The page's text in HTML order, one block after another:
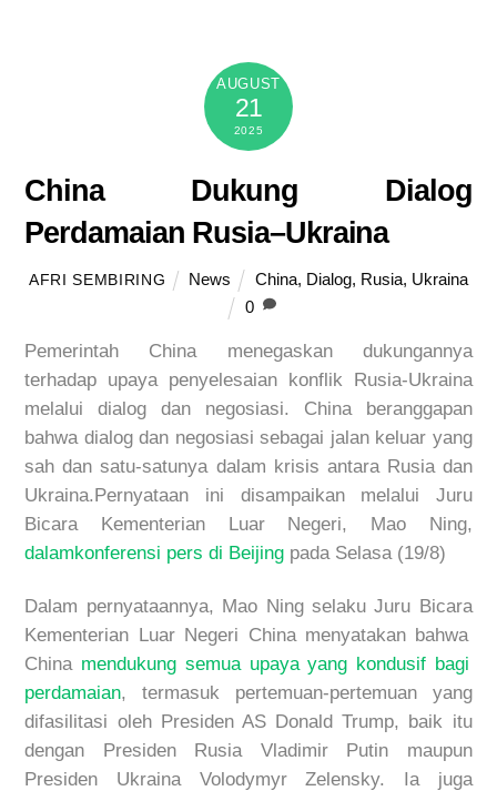
AUGUST
21
2025
China Dukung Dialog
Perdamaian Rusia–Ukraina
AFRI SEMBIRING News China, Dialog, Rusia, Ukraina
0
Pemerintah China menegaskan
dukungannya
terhadap upaya penyelesaian konflikRusia-Ukraina
melalui dialog dan negosiasi. China beranggapan
bahwa dialog dan negosiasisebagai jalan keluar yang
sah dansatu-satunya dalam krisis antaraRusia dan
Ukraina.Pernyataan ini disampaikan melalui Juru
BicaraKementerian Luar Negeri, Mao Ning,
dalamkonferensi pers di Beijing pada Selasa (19/8)
Dalam pernyataannya, Mao Ning selakuJuru Bicara
Kementerian Luar Negeri China menyatakan bahwa
China mendukung semua upayayang kondusif bagi
perdamaian,termasuk pertemuan-pertemuanyang
difasilitasi oleh PresidenAS Donald Trump, baik itu
dengan
PresidenRusia Vladimir Putin maupun
Presiden
UkrainaVolodymyr Zelensky. Ia juga